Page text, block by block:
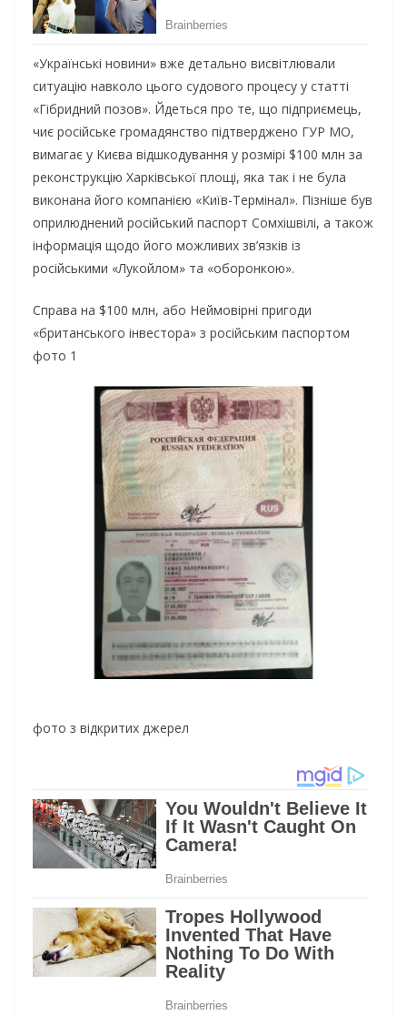
«Українські новини» вже детально висвітлювали
ситуацію навколо цього судового процесу у статті
«Гібридний позов». Йдеться про те, що підприємець,
чиє російське громадянство підтверджено ГУР МО,
вимагає у Києва відшкодування у розмірі $100 млн за
реконструкцію Харківської площі, яка так і не була
виконана його компанією «Київ-Термінал». Пізніше був
оприлюднений російський паспорт Сомхішвілі, а також
інформація щодо його можливих зв’язків із
російськими «Лукойлом» та «оборонкою».
Справа на $100 млн, або Неймовірні пригоди
«британського інвестора» з російським паспортом
фото 1
фото з відкритих джерел